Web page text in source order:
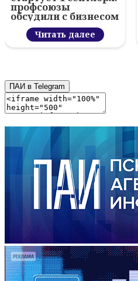
профсоюзы
обсудили с бизнесом
новый цифровой
проектЧитать далее
ПАИ в Telegram